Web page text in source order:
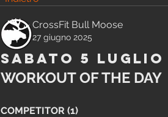
CrossFit Bull Moose
27 giugno 2025
Sabato 5 Luglio
WORKOUT OF THE DAY
COMPETITOR (1)